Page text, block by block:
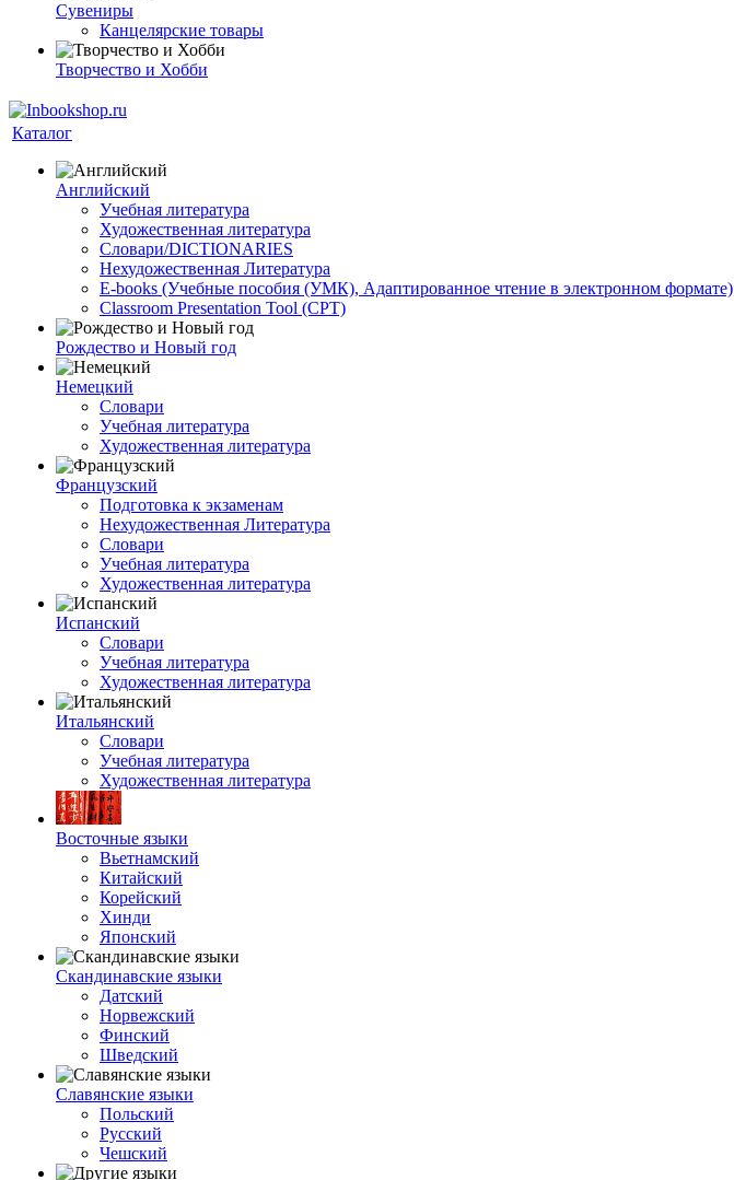
Сувениры
Канцелярские товары
Творчество и Хобби
Каталог
Английский
Учебная литература
Художественная литература
Словари/DICTIONARIES
Нехудожественная Литература
E-books (Учебные пособия (УМК), Адаптированное чтение в электронном формате)
Classroom Presentation Tool (CPT)
Рождество и Новый год
Немецкий
Словари
Учебная литература
Художественная литература
Французский
Подготовка к экзаменам
Нехудожественная Литература
Словари
Учебная литература
Художественная литература
Испанский
Словари
Учебная литература
Художественная литература
Итальянский
Словари
Учебная литература
Художественная литература
Восточные языки
Вьетнамский
Китайский
Корейский
Хинди
Японский
Скандинавские языки
Датский
Норвежский
Финский
Шведский
Славянские языки
Польский
Русский
Чешский